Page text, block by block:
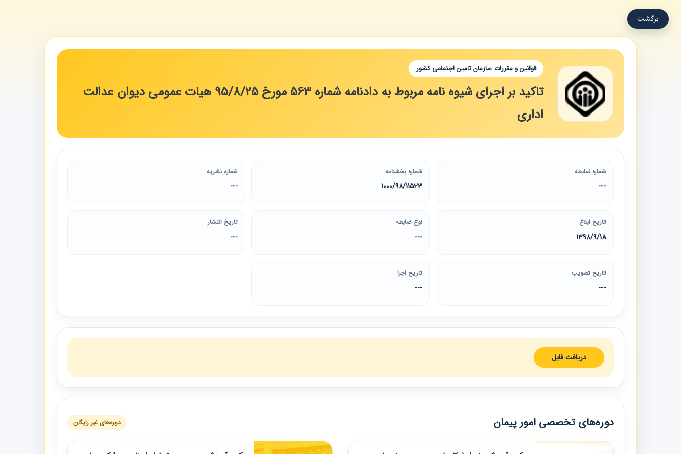
برگشت
قوانین و مقررات سازمان تامین اجتماعی کشور
تاکید بر اجرای شیوه نامه مربوط به دادنامه شماره 563 مورخ 95/8/25 هیات عمومی دیوان عدالت
اداری
شماره ضابطه
---
شماره بخشنامه
1000/98/11523
شماره نشریه
---
تاریخ ابلاغ
1398/9/18
نوع ضابطه
---
تاریخ انتشار
---
تاریخ تصویب
---
تاریخ اجرا
---
دریافت فایل
دوره‌های تخصصی امور پیمان دوره‌های غیر رایگان